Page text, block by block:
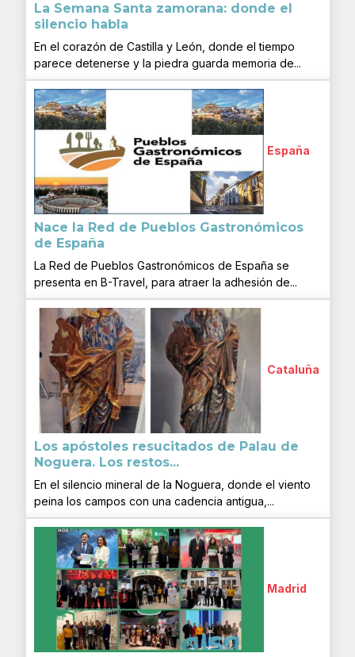
La Semana Santa zamorana: donde el
silencio habla
En el corazón de Castilla y León, donde el tiempo
parece detenerse y la piedra guarda memoria de...
España
Nace la Red de Pueblos Gastronómicos
de España
La Red de Pueblos Gastronómicos de España se
presenta en B-Travel, para atraer la adhesión de...
Cataluña
Los apóstoles resucitados de Palau de
Noguera. Los restos...
En el silencio mineral de la Noguera, donde el viento
peina los campos con una cadencia antigua,...
Madrid